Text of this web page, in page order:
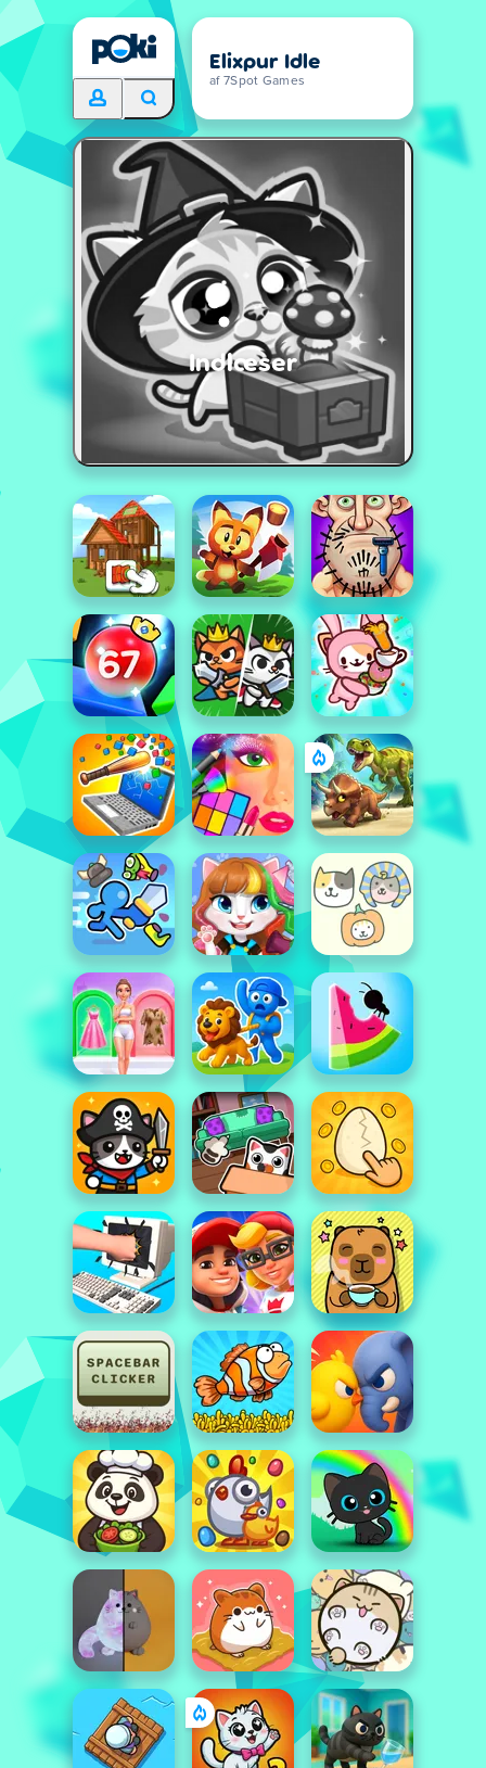
Elixpur Idle
af 7Spot Games
Indlæser